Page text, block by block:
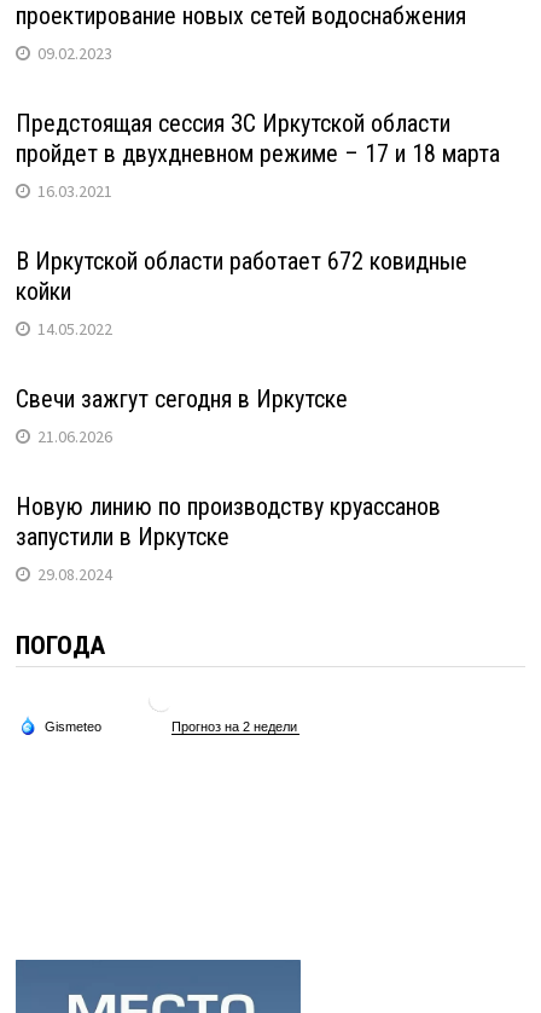
проектирование новых сетей водоснабжения
09.02.2023
Предстоящая сессия ЗС Иркутской области
пройдет в двухдневном режиме – 17 и 18 марта
16.03.2021
В Иркутской области работает 672 ковидные
койки
14.05.2022
Свечи зажгут сегодня в Иркутске
21.06.2026
Новую линию по производству круассанов
запустили в Иркутске
29.08.2024
ПОГОДА